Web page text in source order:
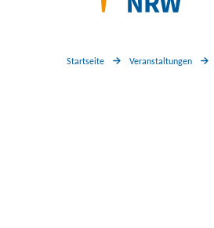
Startseite Veranstaltungen